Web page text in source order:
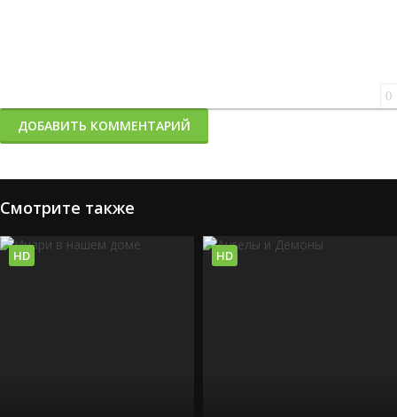
0
ДОБАВИТЬ КОММЕНТАРИЙ
Смотрите также
HD HD